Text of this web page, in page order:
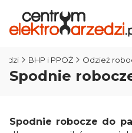
BHP i PPOŻ Odzież
Spodnie
Spodnie robocze do